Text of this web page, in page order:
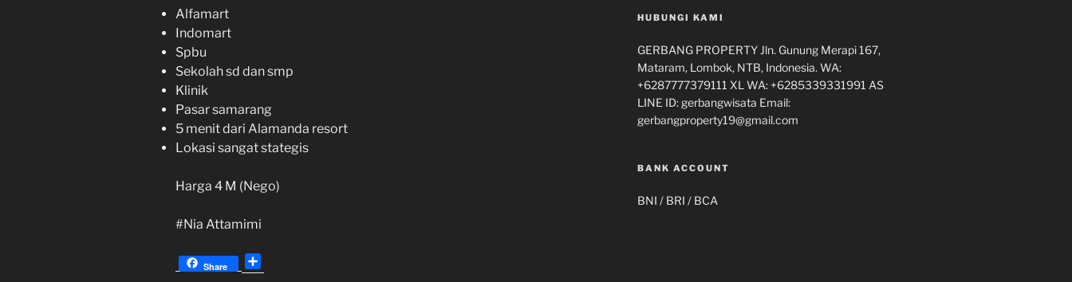
Alfamart
Indomart
Spbu
Sekolah sd dan smp
Klinik
Pasar samarang
5 menit dari Alamanda resort
Lokasi sangat stategis
Harga 4 M (Nego)
#Nia Attamimi
Share
h
HUBUNGI KAMI
GERBANG PROPERTY Jln. Gunung Merapi 167,
Mataram, Lombok, NTB, Indonesia. WA:
+6287777379111 XL WA: +6285339331991 AS
LINE ID: gerbangwisata Email:
gerbangproperty19@gmail.com
BANK ACCOUNT
BNI / BRI / BCA